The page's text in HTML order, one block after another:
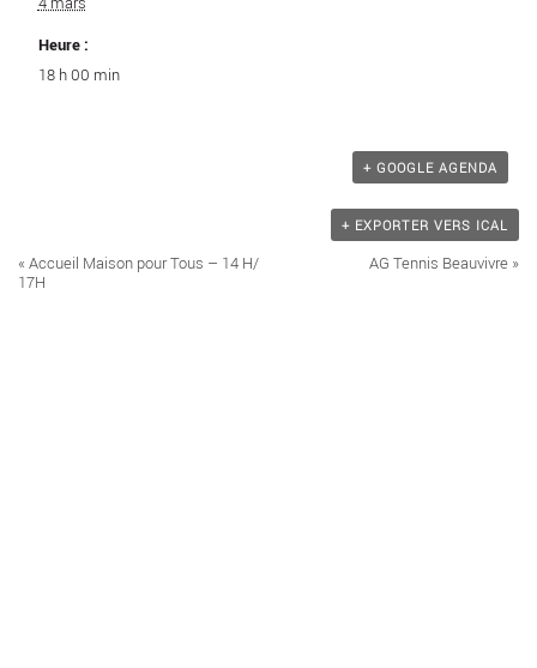
Heure :
18 h 00 min
+ GOOGLE AGENDA
+ EXPORTER VERS ICAL
Évènement
« Accueil Maison pour Tous – 14 H/
17H
AG Tennis Beauvivre »